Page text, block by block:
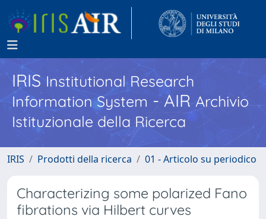
IRISInstitutional Research
Information System - AIR Archivio
Istituzionale della Ricerca
IRIS Prodotti della ricerca 01 - Articolo su periodico
Characterizing some polarized Fano
fibrations via Hilbert curves